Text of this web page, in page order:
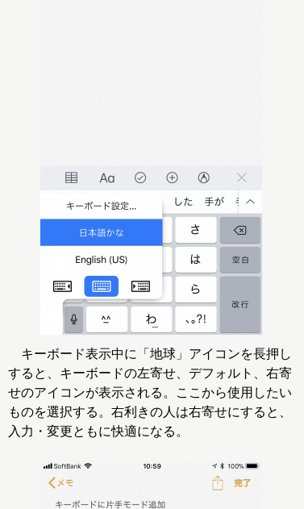
キーボード表示中に「地球」アイコンを長押し
すると、キーボードの左寄せ、デフォルト、右寄
せのアイコンが表示される。ここから使用したい
ものを選択する。右利きの人は右寄せにすると、
入力・変更ともに快適になる。